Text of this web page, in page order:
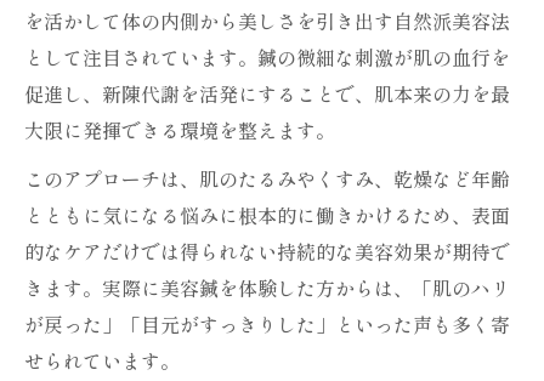
を活かして体の内側から美しさを引き出す自然派美容法
として注目されています。鍼の微細な刺激が肌の血行を
促進し、新陳代謝を活発にすることで、肌本来の力を最
大限に発揮できる環境を整えます。
このアプローチは、肌のたるみやくすみ、乾燥など年齢
とともに気になる悩みに根本的に働きかけるため、表面
的なケアだけでは得られない持続的な美容効果が期待で
きます。実際に美容鍼を体験した方からは、「肌のハリ
が戻った」「目元がすっきりした」といった声も多く寄
せられています。